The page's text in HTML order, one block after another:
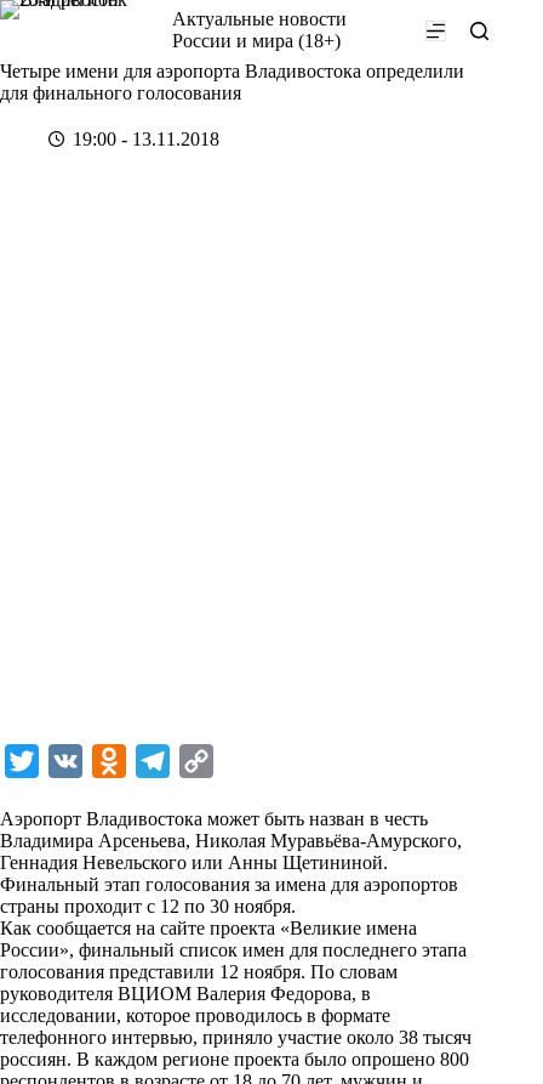
Перейти
Актуальные новости
России и мира (18+)
Четыре имени для аэропорта Владивостока определили
для финального голосования
19:00 - 13.11.2018
i
t
t
e
r
n
o
k
l
a
s
s
n
l
e
g
r
a
m
p
y
L
i
n
k
Аэропорт Владивостока может быть назван в честь
Владимира Арсеньева, Николая Муравьёва-Амурского,
Геннадия Невельского или Анны Щетининой.
Финальный этап голосования за имена для аэропортов
страны проходит с 12 по 30 ноября.
Как сообщается на сайте проекта «Великие имена
России», финальный список имен для последнего этапа
голосования представили 12 ноября. По словам
руководителя ВЦИОМ Валерия Федорова, в
исследовании, которое проводилось в формате
телефонного интервью, приняло участие около 38 тысяч
россиян. В каждом регионе проекта было опрошено 800